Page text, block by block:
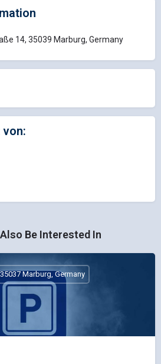
14, 35039 Marburg, Germany
Be Interested In
Marburg, Germany